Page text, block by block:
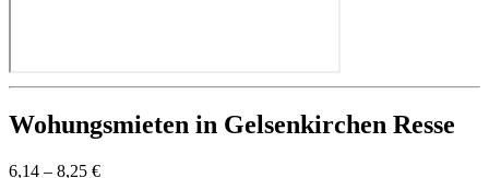
Wohungsmieten in Gelsenkirchen Resse
6,14 – 8,25 €